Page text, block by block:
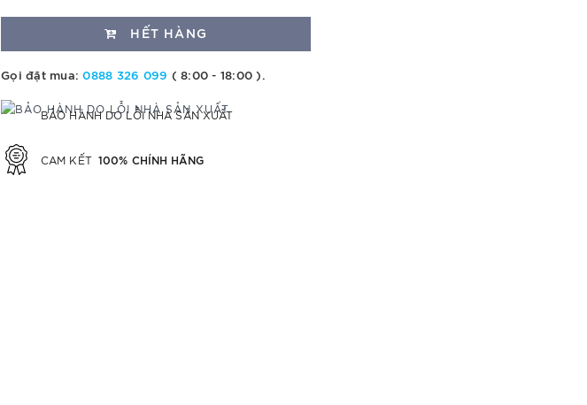
HẾT HÀNG
Gọi đặt mua:0888 326 099 ( 8:00 - 18:00 ).
BẢO HÀNH DO LỖI NHÀ SẢN XUẤT
CAM KẾT 100% CHÍNH HÃNG